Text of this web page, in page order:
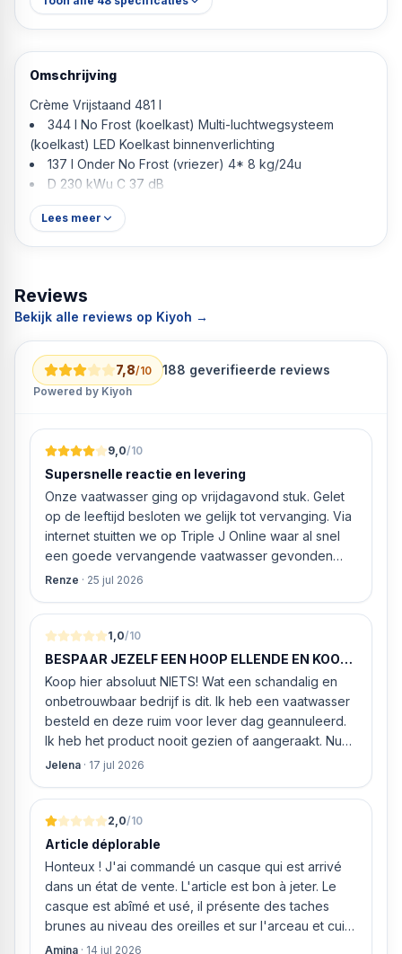
Omschrijving
Crème Vrijstaand 481 l
344 l No Frost (koelkast) Multi-luchtwegsysteem
(koelkast) LED Koelkast binnenverlichting
137 l Onder No Frost (vriezer) 4* 8 kg/24u
D 230 kWu C 37 dB
Lees meer
Reviews
Bekijk alle reviews op Kiyoh →
7,8/10 188 geverifieerde reviews
Powered by Kiyoh
9,0/10
Supersnelle reactie en levering
Onze vaatwasser ging op vrijdagavond stuk. Gelet
op de leeftijd besloten we gelijk tot vervanging. Via
internet stuitten we op Triple J Online waar al snel
een goede vervangende vaatwasser gevonden
werd. ‘s Ochtends even gebeld met de
geïnstalleerd kan worden. Dit bleek het geval tegen
alleszins concurrente prijzen. De vriendelijke
medewerker gaf aan dat, als we gelijk via de
website gingen bestellen en betalen, hij z’n best
ging doen om ‘s middags nog te leveren. Het
bleken geen loze woorden: om 16.00 uur werd de
Neff vaatwasser geleverd en ver
Renze · 25 jul 2026
1,0/10
BESPAAR JEZELF EEN HOOP ELLENDE EN KOOP
HIER NIETS!
Koop hier absoluut NIETS! Wat een schandalig en
onbetrouwbaar bedrijf is dit. Ik heb een vaatwasser
besteld en deze ruim voor lever dag geannuleerd.
Ik heb het product nooit gezien of aangeraakt. Nu
weigeren ze gewoon om mijn geld volledig terug te
van MIJN geld inhouden!
Jelena · 17 jul 2026
2,0/10
Article déplorable
Honteux ! J'ai commandé un casque qui est arrivé
dans un état de vente. L'article est bon à jeter. Le
casque est abîmé et usé, il présente des taches
brunes au niveau des oreilles et sur l'arceau et cuir
qui est craquelé ! Les coussins sont eux « dégonflés
Amina · 14 jul 2026